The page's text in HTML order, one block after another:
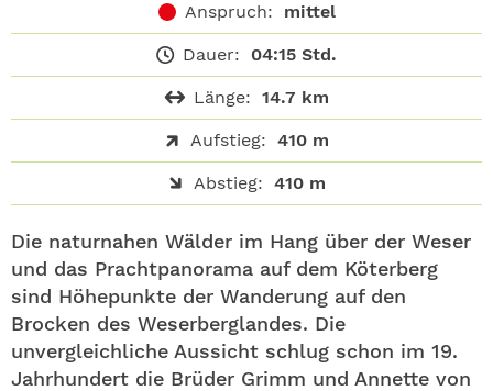
Anspruch: mittel
Dauer: 04:15 Std.
Länge: 14.7 km
Aufstieg: 410 m
Abstieg: 410 m
Die naturnahen Wälder im Hang über der Weser
und das Prachtpanorama auf dem Köterberg
sind Höhepunkte der Wanderung auf den
Brocken des Weserberglandes. Die
unvergleichliche Aussicht schlug schon im 19.
Jahrhundert die Brüder Grimm und Annette von
SHOP